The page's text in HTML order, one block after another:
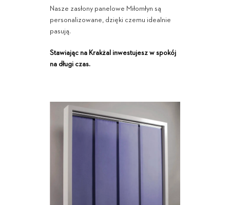
Nasze zasłony panelowe Miłomłyn są
personalizowane, dzięki czemu idealnie
pasują.
Stawiając na Krakżal inwestujesz w spokój
na długi czas.